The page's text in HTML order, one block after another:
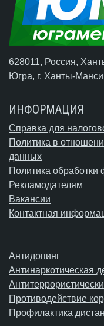
628011, Россия,
Югра, г. Ханты-
ИНФОРМАЦИЯ
Справка для
Политика в
данных
Политика
Рекламодателям
Вакансии
Контактная
Антидопинг
Антинаркотическая
Противодействие
Профилактика